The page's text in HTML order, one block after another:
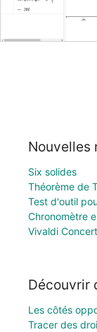
Nouvelles
Six solides
Théorème de
Test d'outil
Chronomètre
Vivaldi
Découvrir
Les côtés
Tracer des